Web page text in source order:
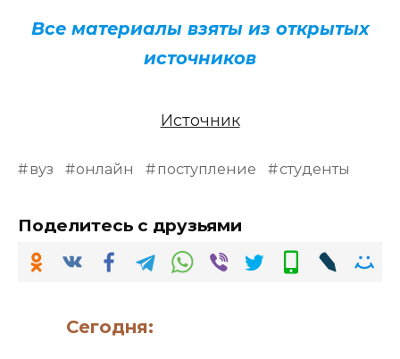
Все материалы взяты из открытых
источников
Источник
вуз онлайн поступление студенты
Поделитесь с друзьями
Сегодня: